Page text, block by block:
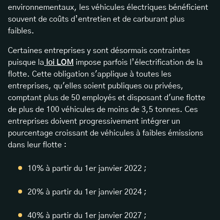
environnementaux, les véhicules électriques bénéficient
souvent de coûts d’entretien et de carburant plus
faibles.
Certaines entreprises y sont désormais contraintes
puisque la loi LOM impose parfois l’électrification de la
flotte. Cette obligation s'applique à toutes les
entreprises, qu'elles soient publiques ou privées,
comptant plus de 50 employés et disposant d'une flotte
de plus de 100 véhicules de moins de 3,5 tonnes. Ces
entreprises doivent progressivement intégrer un
pourcentage croissant de véhicules à faibles émissions
dans leur flotte :
10% à partir du 1er janvier 2022 ;
20% à partir du 1er janvier 2024 ;
40% à partir du 1er janvier 2027 ;